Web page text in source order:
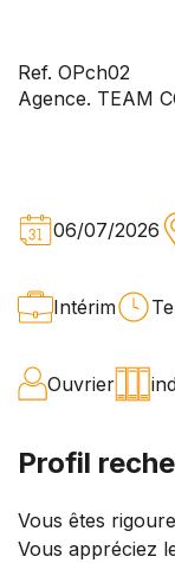
Ref. OPch02
Agence. TEAM
06/07/2026
Intérim
Ouvrier
Profil
Vous êtes
Vous appréciez